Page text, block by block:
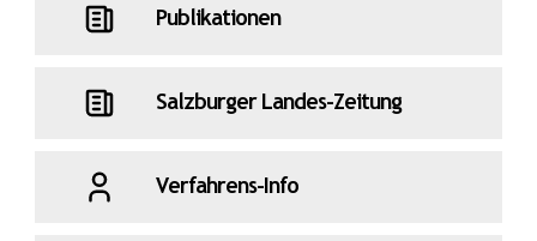
Publikationen
Salzburger Landes-Zeitung
Verfahrens-Info